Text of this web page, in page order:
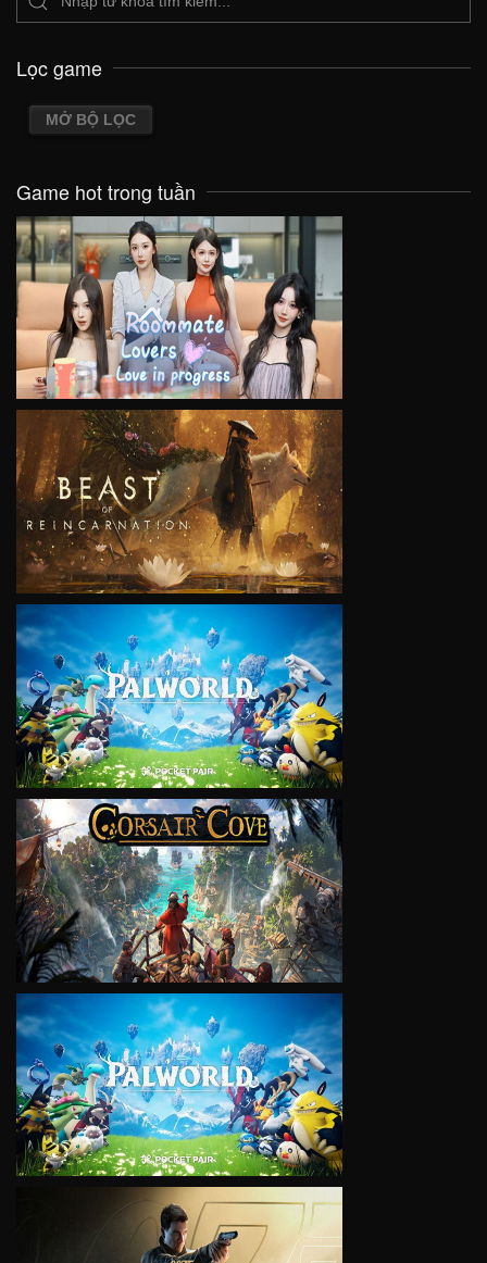
Lọc game
MỞ BỘ LỌC
Game hot trong tuần
VIEW
VIEW
VIEW
VIEW
VIEW